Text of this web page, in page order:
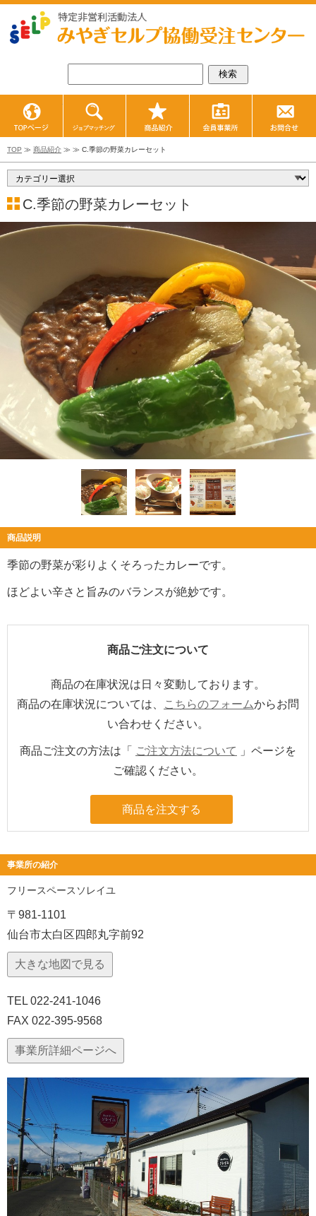
TOP ≫ 商品紹介 ≫ ≫ C.季節の野菜カレーセット
C.季節の野菜カレーセット
商品説明
季節の野菜が彩りよくそろったカレーです。
ほどよい辛さと旨みのバランスが絶妙です。
商品ご注文について
商品の在庫状況は日々変動しております。
商品の在庫状況については、
こちらのフォームからお問
い合わせください。
商品ご注文の方法は「 ご注文方法について
」ページを
ご確認ください。
商品を注文する
事業所の紹介
フリースペースソレイユ
〒981-1101
仙台市太白区四郎丸字前92
大きな地図で見る
TEL 022-241-1046
FAX 022-395-9568
事業所詳細ページへ